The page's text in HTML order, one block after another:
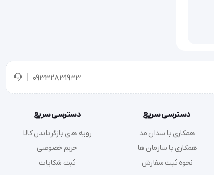
09332831933
دسترسی سریع
همکاری با سدان مد
همکاری با سازمان ها
نحوه ثبت سفارش
دسترسی سریع
رویه های بازگرداندن کالا
حریم خصوصی
ثبت شکایات